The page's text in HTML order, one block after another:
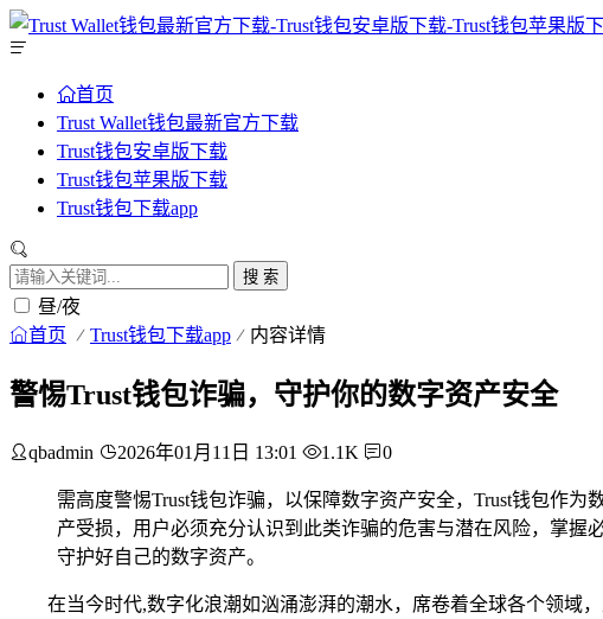
首页
Trust Wallet钱包最新官方下载
Trust钱包安卓版下载
Trust钱包苹果版下载
Trust钱包下载app
搜 索
昼/夜
首页 Trust钱包下载app 内容详情
警惕Trust钱包诈骗，守护你的数字资产安全
qbadmin 2026年01月11日 13:01 1.1K 0
需高度警惕Trust钱包诈骗，以保障数字资产安全，Trust钱包作
产受损，用户必须充分认识到此类诈骗的危害与潜在风险，掌
守护好自己的数字资产。
在当今时代,数字化浪潮如汹涌澎湃的潮水，席卷着全球各个领域